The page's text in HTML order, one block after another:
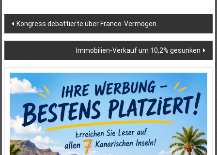
Beitragsnavigation
Kongress debattierte über Franco-Vermögen
Immobilien-Verkauf um 10,2% gesunken